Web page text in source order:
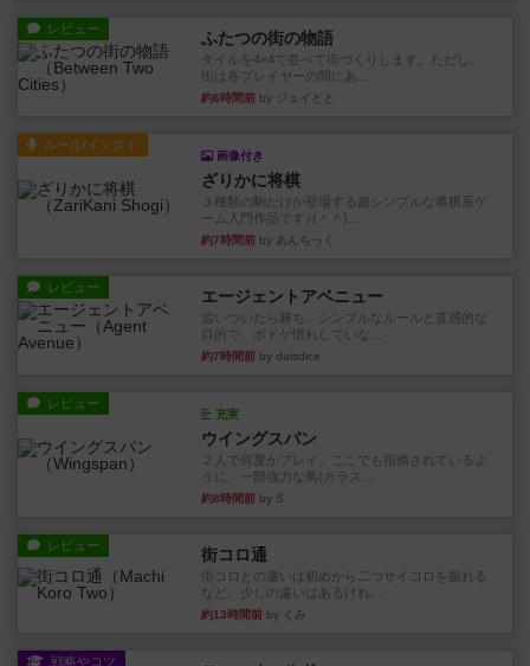
レビュー ふたつの街の物語
タイルを4×4で並べて街づくりします。ただし、
街は各プレイヤーの間にあ...
約6時間前 by ジェイとと
ルール/インスト
画像付き
ざりかに将棋
３種類の駒だけが登場する超シンプルな将棋系ゲ
ーム入門作品です♪(＾＾)...
約7時間前 by あんちっく
レビュー エージェントアベニュー
追いついたら勝ち。シンプルなルールと直感的な
目的で、ボドゲ慣れしていな...
約7時間前 by daisdice
レビュー
充実
ウイングスパン
２人で何度かプレイ。ここでも指摘されているよ
うに、一部強力な鳥(カラス...
約8時間前 by S
レビュー 街コロ通
街コロとの違いは初めから二つサイコロを振れる
など、少しの違いはあるけれ...
約13時間前 by くみ
戦略やコツ